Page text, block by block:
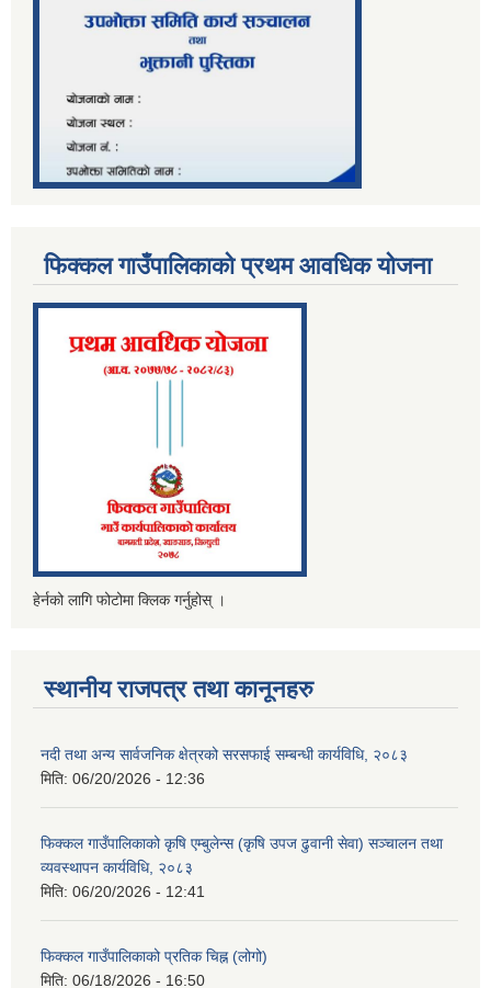
फिक्कल गाउँपालिकाको प्रथम आवधिक योजना
हेर्नको लागि फोटोमा क्लिक गर्नुहोस् ।
स्थानीय राजपत्र तथा कानूनहरु
नदी तथा अन्य सार्वजनिक क्षेत्रको सरसफाई सम्बन्धी कार्यविधि, २०८३
मिति: 06/20/2026 - 12:36
फिक्कल गाउँपालिकाको कृषि एम्बुलेन्स (कृषि उपज ढुवानी सेवा) सञ्चालन तथा
व्यवस्थापन कार्यविधि, २०८३
मिति: 06/20/2026 - 12:41
फिक्कल गाउँपालिकाको प्रतिक चिह्न (लोगो)
मिति: 06/18/2026 - 16:50